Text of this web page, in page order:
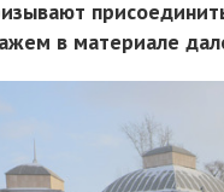
в материале